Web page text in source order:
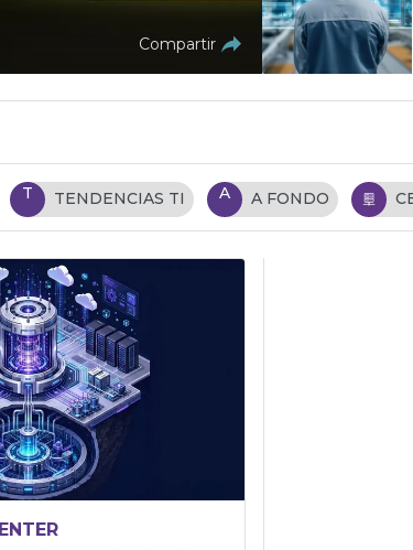
Compartir
T TENDENCIAS TI A A FONDO